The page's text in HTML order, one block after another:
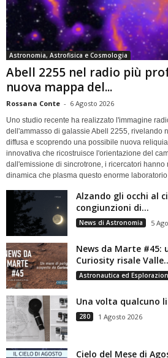
Astronomia, Astrofisica e Cosmologia
Abell 2255 nel radio più
nuova mappa del...
Rossana Conte - 6 Agosto 2026
Uno studio recente ha realizzato l'immagine
dell'ammasso di galassie Abell 2255, rivelando
diffusa e scoprendo una possibile nuova
innovativa che ricostruisce l'orientazione del
dall'emissione di sincrotrone, i ricercatori hanno
dinamica che plasma questo enorme laboratorio
Alzando gli occhi al
congiunzioni di...
News di Astronomia 5
News da Marte #45:
Curiosity risale
Astronautica ed
Una volta qualcuno
280 1 Agosto 2026
Cielo del Mese di